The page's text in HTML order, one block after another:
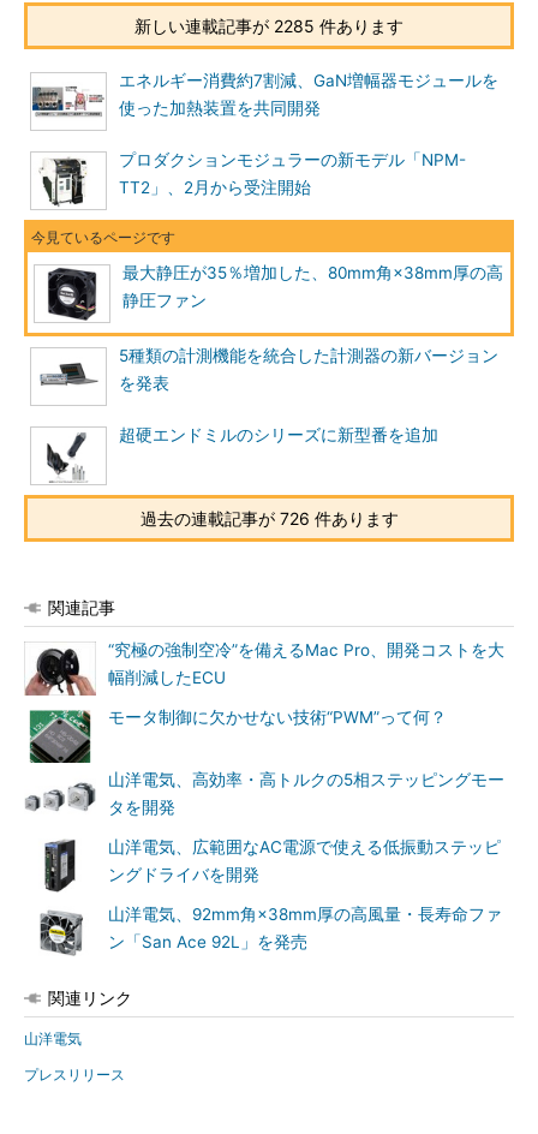
新しい連載記事が 2285 件あります
エネルギー消費約7割減、GaN増幅器モジュールを
使った加熱装置を共同開発
プロダクションモジュラーの新モデル「NPM-
TT2」、2月から受注開始
最大静圧が35％増加した、80mm角×38mm厚の高
静圧ファン
5種類の計測機能を統合した計測器の新バージョン
を発表
超硬エンドミルのシリーズに新型番を追加
過去の連載記事が 726 件あります
関連記事
“究極の強制空冷”を備えるMac Pro、開発コストを大
幅削減したECU
モータ制御に欠かせない技術“PWM”って何？
山洋電気、高効率・高トルクの5相ステッピングモー
タを開発
山洋電気、広範囲なAC電源で使える低振動ステッピ
ングドライバを開発
山洋電気、92mm角×38mm厚の高風量・長寿命ファ
ン「San Ace 92L」を発売
関連リンク
山洋電気
プレスリリース